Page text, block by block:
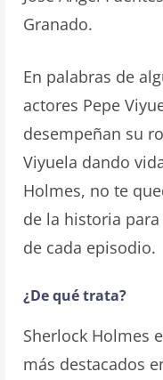
Granado.
En palabras de
actores Pepe
desempeñan su
Viyuela dando
Holmes, no te
de la historia
de cada episodio.
¿De qué trata?
Sherlock Holmes
más destacados